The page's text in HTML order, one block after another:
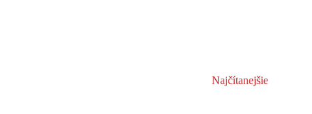
Najčítanejšie